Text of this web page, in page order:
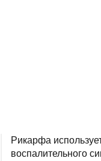
Рикарфа
воспалительного